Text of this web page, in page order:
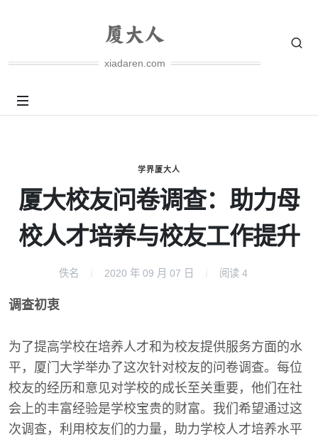
xiadaren.com
学界厦大人
厦大校友问卷调查：助力母
校人才培养与校友工作提升
佚名 2020 年 09 月 07 日 阅读 4
调查初衷
为了提高学校在培养人才和为校友提供服务方面的水
平，厦门大学举办了这次针对校友的问卷调查。每位
校友的经历和意见对学校的成长至关重要，他们在社
会上的丰富经验是学校宝贵的财富。我们希望通过这
次调查，利用校友们的力量，助力学校人才培养水平